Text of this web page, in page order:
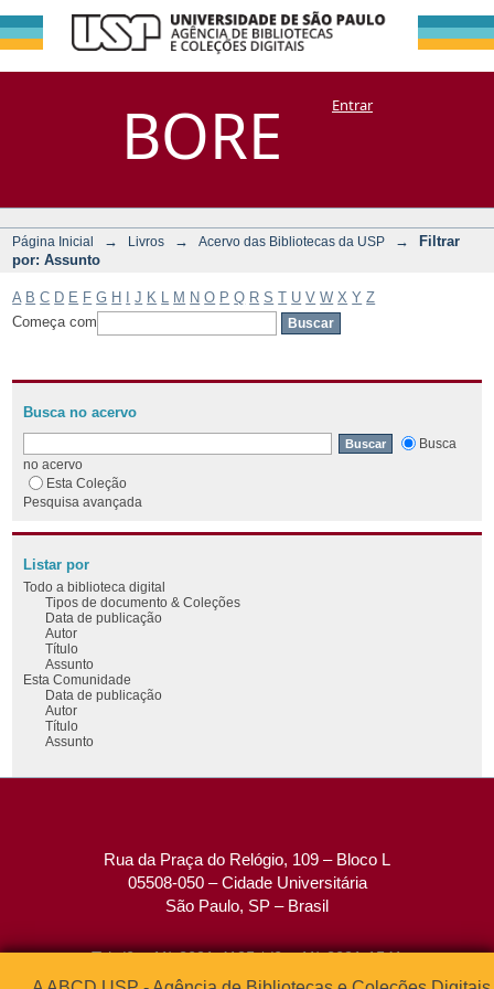
BORE
Filtrar por:
Assunto
DSpace/Manakin + CoriscoEntrar
Página Inicial → Livros → Acervo das Bibliotecas da USP →
Filtrar
por: Assunto
A B C D E F G H J K M N O P Q R S T U V W X Y Z
Começa com
Busca no acervo
Busca
no acervo
Esta Coleção
Pesquisa avançada
Listar por
Todo a biblioteca digital
Tipos de documento & Coleções
Data de publicação
Autor
Título
Assunto
Esta Comunidade
Data de publicação
Autor
Título
Assunto
Rua da Praça do Relógio, 109 – Bloco L
05508-050 – Cidade Universitária
São Paulo, SP – Brasil
Tel: (0xx11) 3091-4195 / (0xx11) 3091-1541
Fax: (0xx11) 3091-1567